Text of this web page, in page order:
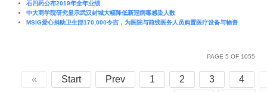
石四药公布2019年全年业绩
中大商学院研究显示武汉封城大幅降低新冠病毒感染人数
MSIG爱心捐助卫生部170,000令吉，为医院与前线医务人员购置医疗设备与物资
PAGE 5 OF 1055
« Start Prev 1 2 3
4